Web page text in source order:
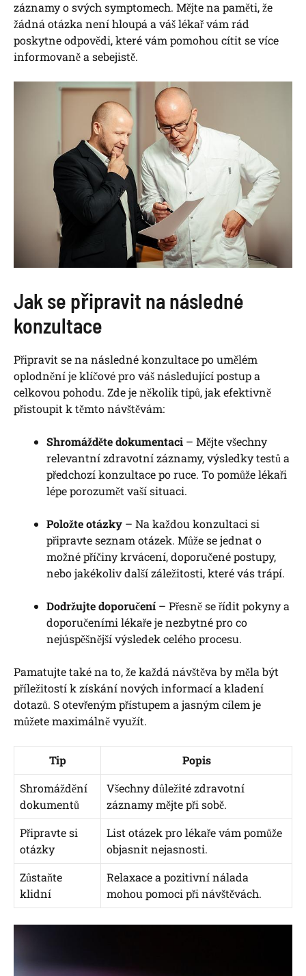
záznamy o svých symptomech. Mějte na paměti, že
žádná otázka není hloupá a váš lékař vám rád
poskytne odpovědi, které vám pomohou cítit se více
informovaně a sebejistě.
Jak se připravit na následné
konzultace
Připravit se na následné konzultace po umělém
oplodnění je klíčové pro váš následující postup a
celkovou pohodu. Zde je několik tipů, jak efektivně
přistoupit k těmto návštěvám:
Shromážděte dokumentaci – Mějte všechny
relevantní zdravotní záznamy, výsledky testů a
předchozí konzultace po ruce. To pomůže lékaři
lépe porozumět vaší situaci.
Položte otázky – Na každou konzultaci si
připravte seznam otázek. Může se jednat o
možné příčiny krvácení, doporučené postupy,
nebo jakékoliv další záležitosti, které vás trápí.
Dodržujte doporučení – Přesně se řídit pokyny a
doporučeními lékaře je nezbytné pro co
nejúspěšnější výsledek celého procesu.
Pamatujte také na to, že každá návštěva by měla být
příležitostí k získání nových informací a kladení
dotazů. S otevřeným přístupem a jasným cílem je
můžete maximálně využít.
Tip
Popis
Shromáždění
dokumentů
Všechny důležité zdravotní
záznamy mějte při sobě.
Připravte si
otázky
List otázek pro lékaře vám pomůže
objasnit nejasnosti.
Zůstaňte
klidní
Relaxace a pozitivní nálada
mohou pomoci při návštěvách.